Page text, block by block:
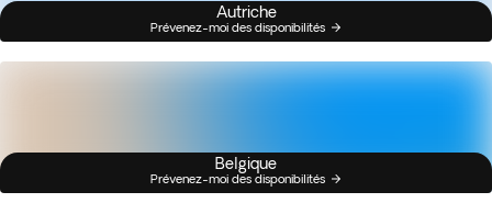
Autriche
Prévenez-moi des disponibilités
Belgique
Prévenez-moi des disponibilités